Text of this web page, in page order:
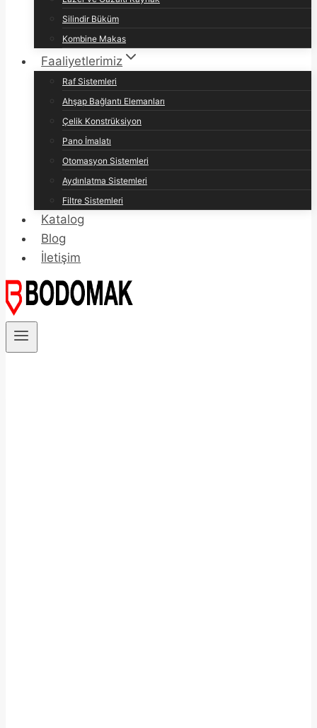
Silindir Büküm
Kombine Makas
Faaliyetlerimiz
Raf Sistemleri
Ahşap Bağlantı Elemanları
Çelik Konstrüksiyon
Pano İmalatı
Otomasyon Sistemleri
Aydınlatma Sistemleri
Filtre Sistemleri
Katalog
Blog
İletişim